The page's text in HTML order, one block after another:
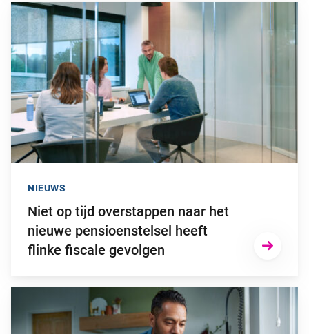
Ga naar “Niet op tijd overstappen naar het nieuwe
Niet op tijd overstappen naar het
nieuwe pensioenstelsel heeft
flinke fiscale gevolgen
NIEUWS
Ga naar “2025: een bewogen beleggingsjaar”